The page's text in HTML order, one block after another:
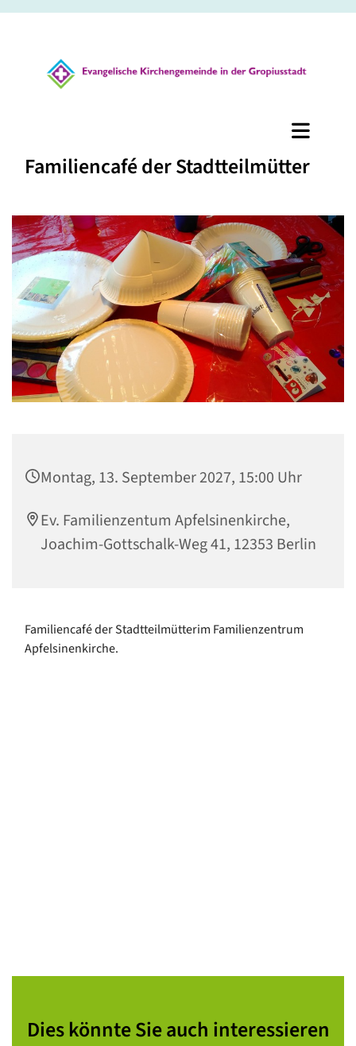
Familiencafé der Stadtteilmütter
Montag, 13. September 2027, 15:00 Uhr
Ev. Familienzentum Apfelsinenkirche,
Joachim-Gottschalk-Weg 41, 12353 Berlin
Familiencafé der Stadtteilmütterim Familienzentrum
Apfelsinenkirche.
Dies könnte Sie auch interessieren